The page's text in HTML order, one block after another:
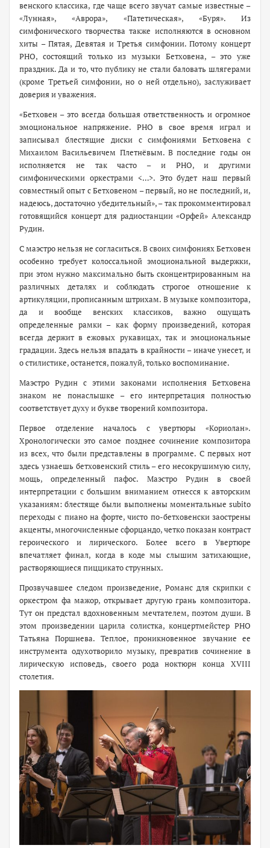
венского классика, где чаще всего звучат самые известные –
«Лунная», «Аврора», «Патетическая», «Буря». Из
симфонического творчества также исполняются в основном
хиты – Пятая, Девятая и Третья симфонии. Потому концерт
РНО, состоящий только из музыки Бетховена, – это уже
праздник. Да и то, что публику не стали баловать шлягерами
(кроме Третьей симфонии, но о ней отдельно), заслуживает
доверия и уважения.
«Бетховен – это всегда большая ответственность и огромное
эмоциональное напряжение. РНО в свое время играл и
записывал блестящие диски с симфониями Бетховена с
Михаилом Васильевичем Плетнёвым. В последние годы он
исполняется не так часто – и РНО, и другими
симфоническими оркестрами <…>. Это будет наш первый
совместный опыт с Бетховеном – первый, но не последний, и,
надеюсь, достаточно убедительный», – так прокомментировал
готовящийся концерт для радиостанции «Орфей» Александр
Рудин.
С маэстро нельзя не согласиться. В своих симфониях Бетховен
особенно требует колоссальной эмоциональной выдержки,
при этом нужно максимально быть сконцентрированным на
различных деталях и соблюдать строгое отношение к
артикуляции, прописанным штрихам. В музыке композитора,
да и вообще венских классиков, важно ощущать
определенные рамки – как форму произведений, которая
всегда держит в ежовых рукавицах, так и эмоциональные
градации. Здесь нельзя впадать в крайности – иначе унесет, и
о стилистике, останется, пожалуй, только воспоминание.
Маэстро Рудин с этими законами исполнения Бетховена
знаком не понаслышке – его интерпретация полностью
соответствует духу и букве творений композитора.
Первое отделение началось с увертюры «Кориолан».
Хронологически это самое позднее сочинение композитора
из всех, что были представлены в программе. С первых нот
здесь узнаешь бетховенский стиль – его несокрушимую силу,
мощь, определенный пафос. Маэстро Рудин в своей
интерпретации с большим вниманием отнесся к авторским
указаниям: блестяще были выполнены моментальные subito
переходы с пиано на форте, чисто по-бетховенски заострены
акценты, многочисленные сфорцандо, четко показан контраст
героического и лирического. Более всего в Увертюре
впечатляет финал, когда в коде мы слышим затихающие,
растворяющиеся пиццикато струнных.
Прозвучавшее следом произведение, Романс для скрипки с
оркестром фа мажор, открывает другую грань композитора.
Тут он предстал вдохновенным мечтателем, поэтом души. В
этом произведении царила солистка, концертмейстер РНО
Татьяна Поршнева. Теплое, проникновенное звучание ее
инструмента одухотворило музыку, превратив сочинение в
лирическую исповедь, своего рода ноктюрн конца XVIII
столетия.